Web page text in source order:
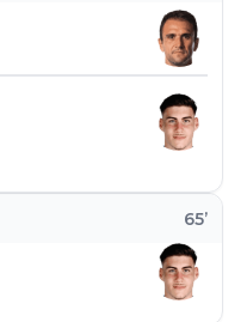
65’